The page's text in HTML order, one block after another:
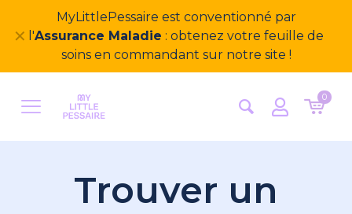
MyLittlePessaire est conventionné par
l'Assurance Maladie : obtenez votre feuille de
soins en commandant sur notre site !
✕
0
Trouver un